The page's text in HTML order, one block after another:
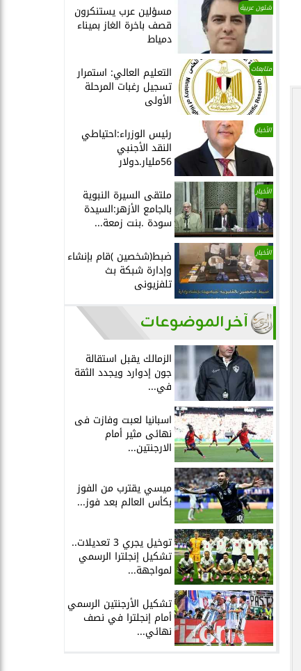
شئون عربية مسؤلين عرب يستنكرون
قصف باخرة الغاز بميناء
دمياط
متابعات التعليم العالي: استمرار
تسجيل رغبات المرحلة
الأولى
الأخبار رئيس الوزراء:احتياطي
النقد الأجنبي
56مليار.دولار
الأخبار ملتقى السيرة النبوية
بالجامع الأزهر:السيدة
سودة .بنت زمعة...
الأخبار ضبط(شخصين )قام بإنشاء
وإدارة شبكة بث
تلفزيونى
آخر الموضوعات
الزمالك يقبل استقالة
جون إدوارد ويجدد الثقة
في...
اسبانيا لعبت وفازت فى
نهائى مثير أمام
الارجنتين...
ميسي يقترب من الفوز
بكأس العالم بعد فوز...
توخيل يجري 3 تعديلات..
تشكيل إنجلترا الرسمي
لمواجهة...
تشكيل الأرجنتين الرسمي
أمام إنجلترا في نصف
نهائي...